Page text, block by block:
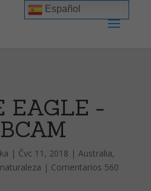
EAGLE -
| Čvc 11, 2018 | Australia,
| Comentarios 560
Español